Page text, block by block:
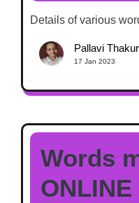
Details of various
Pallavi Thakur
17 Jan 2023
Words